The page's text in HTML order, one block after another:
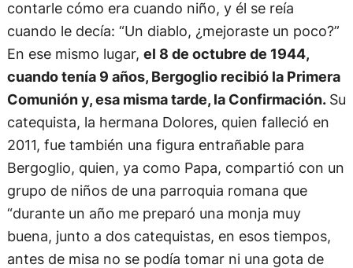
contarle cómo era cuando niño, y él se reía
cuando le decía: “Un diablo, ¿mejoraste un poco?”
En ese mismo lugar, el 8 de octubre de 1944,
cuando tenía 9 años, Bergoglio recibió la Primera
Comunión y, esa misma tarde, la Confirmación. Su
catequista, la hermana Dolores, quien falleció en
2011, fue también una figura entrañable para
Bergoglio, quien, ya como Papa, compartió con un
grupo de niños de una parroquia romana que
“durante un año me preparó una monja muy
buena, junto a dos catequistas, en esos tiempos,
antes de misa no se podía tomar ni una gota de